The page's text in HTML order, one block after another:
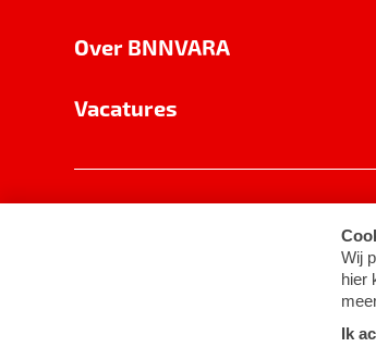
Over BNNVARA
Vacatures
Cookie-instellingen